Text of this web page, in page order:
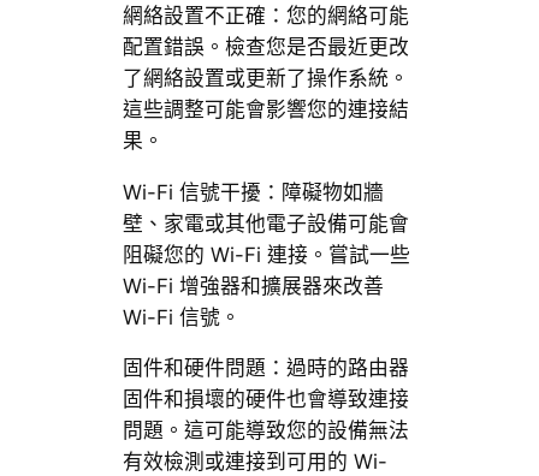
網絡設置不正確：您的網絡可能
配置錯誤。檢查您是否最近更改
了網絡設置或更新了操作系統。
這些調整可能會影響您的連接結
果。
Wi-Fi 信號干擾：障礙物如牆
壁、家電或其他電子設備可能會
阻礙您的 Wi-Fi 連接。嘗試一些
Wi-Fi 增強器和擴展器來改善
Wi-Fi 信號。
固件和硬件問題：過時的路由器
固件和損壞的硬件也會導致連接
問題。這可能導致您的設備無法
有效檢測或連接到可用的 Wi-